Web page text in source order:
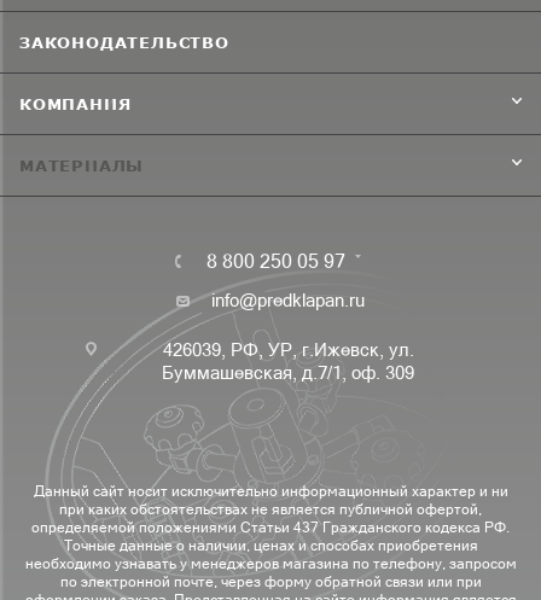
ЗАКОНОДАТЕЛЬСТВО
КОМПАНИЯ
МАТЕРИАЛЫ
8 800 250 05 97
info@predklapan.ru
426039, РФ, УР, г.Ижевск, ул.
Буммашевская, д.7/1, оф. 309
Данный сайт носит исключительно информационный характер и ни
при каких обстоятельствах не является публичной офертой,
определяемой положениями Статьи 437 Гражданского кодекса РФ.
Точные данные о наличии, ценах и способах приобретения
необходимо узнавать у менеджеров магазина по телефону, запросом
по электронной почте, через форму обратной связи или при